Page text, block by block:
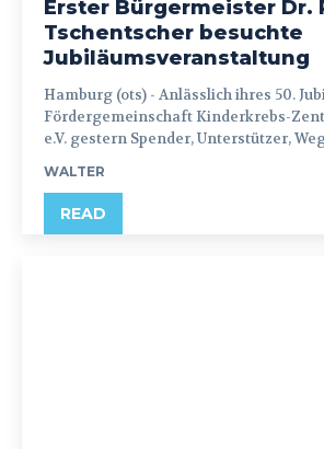
Erster Bürgermeister Dr.
Tschentscher besuchte
Jubiläumsveranstaltung
Hamburg (ots) - Anlässlich ihres 50. Jubiläums lud die
Fördergemeinschaft Kinderkrebs-
e.V. gestern Spender, Unterstützer,
WALTER
READ